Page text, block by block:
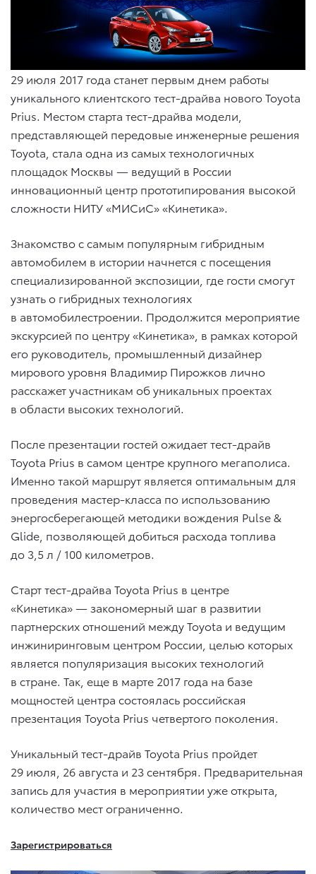
29 июля 2017 года станет первым днем работы
уникального клиентского тест-драйва нового Toyota
Prius. Местом старта тест-драйва модели,
представляющей передовые инженерные решения
Toyota, стала одна из самых технологичных
площадок Москвы — ведущий в России
инновационный центр прототипирования высокой
сложности НИТУ «МИСиС» «Кинетика».
Знакомство с самым популярным гибридным
автомобилем в истории начнется с посещения
специализированной экспозиции, где гости смогут
узнать о гибридных технологиях
в автомобилестроении. Продолжится мероприятие
экскурсией по центру «Кинетика», в рамках которой
его руководитель, промышленный дизайнер
мирового уровня Владимир Пирожков лично
расскажет участникам об уникальных проектах
в области высоких технологий.
После презентации гостей ожидает тест-драйв
Toyota Prius в самом центре крупного мегаполиса.
Именно такой маршрут является оптимальным для
проведения мастер-класса по использованию
энергосберегающей методики вождения Pulse &
Glide, позволяющей добиться расхода топлива
до 3,5 л / 100 километров.
Старт тест-драйва Toyota Prius в центре
«Кинетика» — закономерный шаг в развитии
партнерских отношений между Toyota и ведущим
инжиниринговым центром России, целью которых
является популяризация высоких технологий
в стране. Так, еще в марте 2017 года на базе
мощностей центра состоялась российская
презентация Toyota Prius четвертого поколения.
Уникальный тест-драйв Toyota Prius пройдет
29 июля, 26 августа и 23 сентября. Предварительная
запись для участия в мероприятии уже открыта,
количество мест ограниченно.
Зарегистрироваться